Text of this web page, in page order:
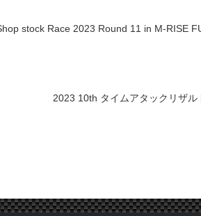
stock Race 2023 Round 11 in M-RISE
2023 10th タイムアタックリザル